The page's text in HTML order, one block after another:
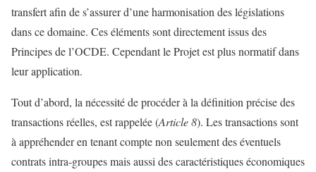
transfert afin de s’assurer d’une harmonisation des législations
dans ce domaine. Ces éléments sont directement issus des
Principes de l’OCDE. Cependant le Projet est plus normatif dans
leur application.
Tout d’abord, la nécessité de procéder à la définition précise des
transactions réelles, est rappelée (Article 8). Les transactions sont
à appréhender en tenant compte non seulement des éventuels
contrats intra-groupes mais aussi des caractéristiques économiques